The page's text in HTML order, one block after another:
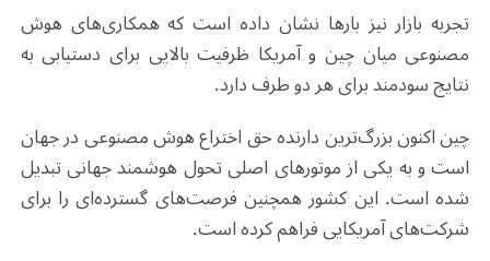
تجربه بازار نیز بارها نشان داده است که همکاری‌های هوش
مصنوعی میان چین و آمریکا ظرفیت بالایی برای دستیابی به
نتایج سودمند برای هر دو طرف دارد.
چین اکنون بزرگ‌ترین دارنده حق اختراع هوش مصنوعی در جهان
است و به یکی از موتورهای اصلی تحول هوشمند جهانی تبدیل
شده است. این کشور همچنین فرصت‌های گسترده‌ای را برای
شرکت‌های آمریکایی فراهم کرده است.